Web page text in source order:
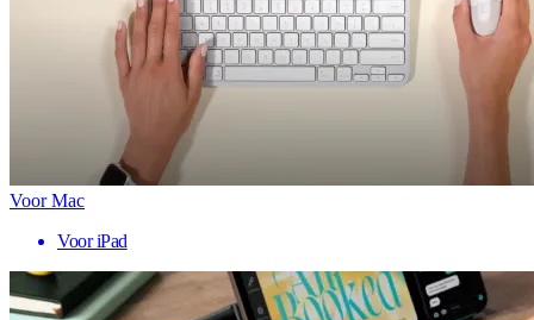
Voor Mac
Voor iPad